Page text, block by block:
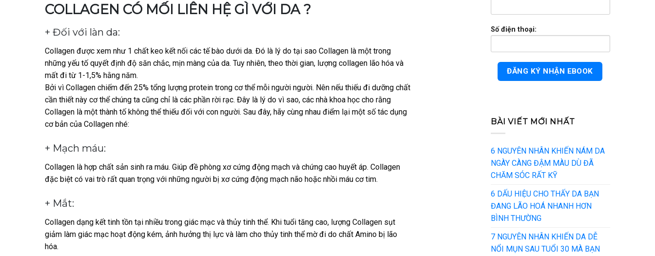
COLLAGEN CÓ MỐI LIÊN HỆ GÌ VỚI DA ?
+ Đối với làn da:
Collagen được xem như 1 chất keo kết nối các tế bào dưới da. Đó là lý do tại sao Collagen là một trong
những yếu tố quyết định độ săn chắc, mịn màng của da. Tuy nhiên, theo thời gian, lượng collagen lão hóa và
mất đi từ 1-1,5% hằng năm.
Bởi vì Collagen chiếm đến 25% tổng lượng protein trong cơ thể mỗi người người. Nên nếu thiếu đi dưỡng chất
cần thiết này cơ thể chúng ta cũng chỉ là các phần rời rạc. Đây là lý do vì sao, các nhà khoa học cho rằng
Collagen là một thành tố không thể thiếu đối với con người. Sau đây, hãy cùng nhau điểm lại một số tác dụng
cơ bản của Collagen nhé:
+ Mạch máu:
Collagen là hợp chất sản sinh ra máu. Giúp đề phòng xơ cứng động mạch và chứng cao huyết áp. Collagen
đặc biệt có vai trò rất quan trọng với những người bị xơ cứng động mạch não hoặc nhồi máu cơ tim.
+ Mắt:
Collagen dạng kết tinh tồn tại nhiều trong giác mạc và thủy tinh thể. Khi tuổi tăng cao, lượng Collagen sụt
giảm làm giác mạc hoạt động kém, ảnh hưởng thị lực và làm cho thủy tinh thể mờ đi do chất Amino bị lão
hóa.
Số điện thoại:
BÀI VIẾT MỚI NHẤT
6 NGUYÊN NHÂN KHIẾN NÁM DA
NGÀY CÀNG ĐẬM MÀU DÙ ĐÃ
CHĂM SÓC RẤT KỸ
6 DẤU HIỆU CHO THẤY DA BẠN
ĐANG LÃO HOÁ NHANH HƠN
BÌNH THƯỜNG
7 NGUYÊN NHÂN KHIẾN DA DỄ
NỔI MỤN SAU TUỔI 30 MÀ BẠN